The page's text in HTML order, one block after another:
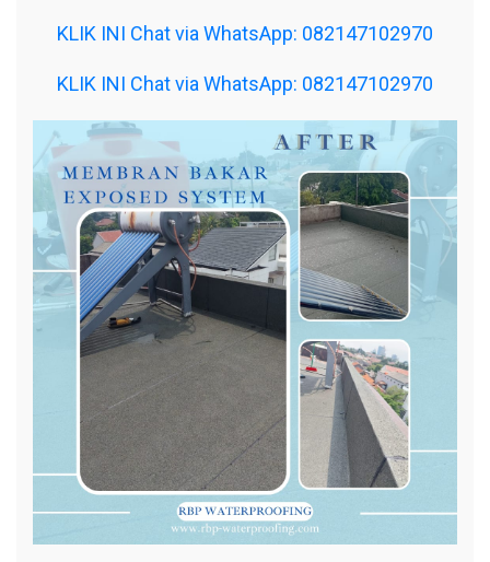
KLIK INI Chat via WhatsApp: 082147102970
KLIK INI Chat via WhatsApp: 082147102970